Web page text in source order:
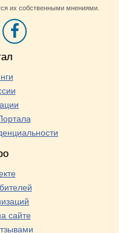
их собственными мнениями.
сайте